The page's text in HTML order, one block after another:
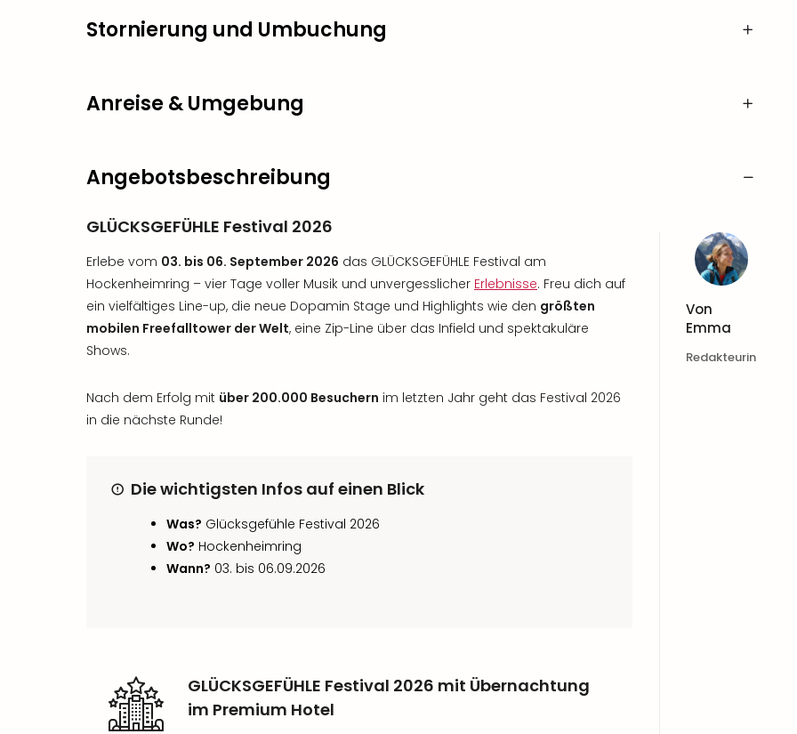
Stornierung und Umbuchung
Anreise & Umgebung
Angebotsbeschreibung
GLÜCKSGEFÜHLE Festival 2026
Erlebe vom 03. bis 06. September 2026 das GLÜCKSGEFÜHLE Festival am
Hockenheimring – vier Tage voller Musik und unvergesslicher Erlebnisse. Freu dich auf
ein vielfältiges Line-up, die neue Dopamin Stage und Highlights wie den größten
mobilen Freefalltower der Welt, eine Zip-Line über das Infield und spektakuläre
Shows.
Nach dem Erfolg mit über 200.000 Besuchern im letzten Jahr geht das Festival 2026
in die nächste Runde!
Die wichtigsten Infos auf einen Blick
Was? Glücksgefühle Festival 2026
Wo? Hockenheimring
Wann? 03. bis 06.09.2026
GLÜCKSGEFÜHLE Festival 2026 mit Übernachtung
im Premium Hotel
Von
Emma
Redakteurin